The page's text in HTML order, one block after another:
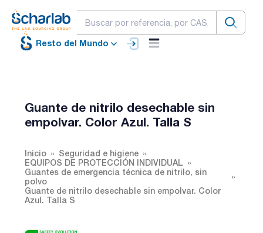
Resto del Mundo
Guante de nitrilo desechable sin
empolvar. Color Azul. Talla S
Inicio
Seguridad e higiene
EQUIPOS DE PROTECCIÓN INDIVIDUAL
Guantes de emergencia técnica de nitrilo, sin
polvo
Guante de nitrilo desechable sin empolvar. Color
Azul. Talla S